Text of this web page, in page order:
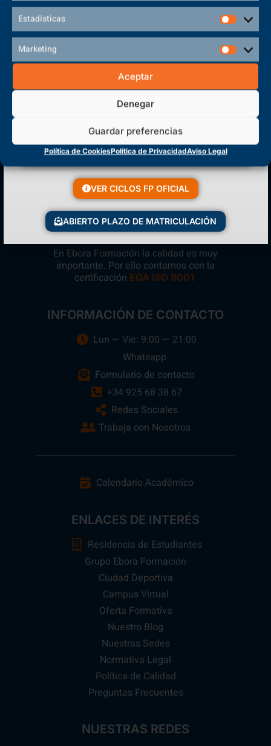
Estadísticas
Marketing
Aceptar
Denegar
Guardar preferencias
Política de CookiesPolítica de PrivacidadAviso Legal
CENTRO DE FORMACIÓN
PROFESIONAL
En Ebora Formación la calidad es muy
importante. Por ello contamos con la
certificación EQA ISO 9001
INFORMACIÓN DE CONTACTO
Lun — Vie: 9:00 — 21:00
Whatsapp
Formulario de contacto
+34 925 68 38 67
Redes Sociales
Trabaja con Nosotros
Calendario Académico
ENLACES DE INTERÉS
Residencia de Estudiantes
Grupo Ebora Formación
Ciudad Deportiva
Campus Virtual
Oferta Formativa
Nuestro Blog
Nuestras Sedes
Normativa Legal
Política de Calidad
Preguntas Frecuentes
NUESTRAS REDES
VER CICLOS FP OFICIAL
ABIERTO PLAZO DE MATRICULACIÓN